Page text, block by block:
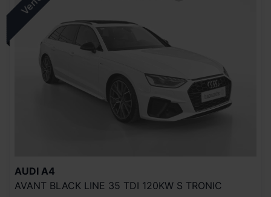
AUDI A4
AVANT BLACK LINE 35 TDI 120KW S TRONIC